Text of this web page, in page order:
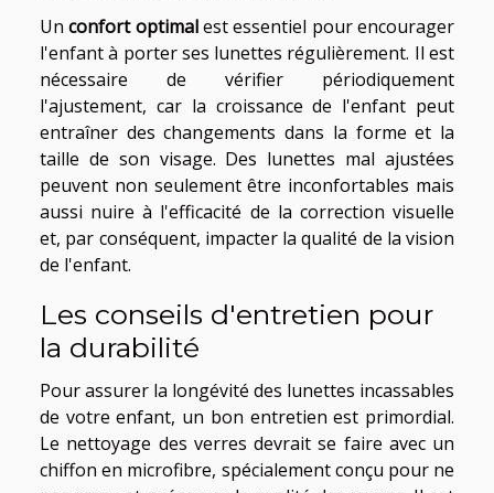
Unconfort optimalest essentiel pour encourager
l'enfant à porter ses lunettes régulièrement. Il est
nécessaire de vérifier périodiquement
l'ajustement, car la croissance de l'enfant peut
entraîner des changements dans la forme et la
taille de son visage. Des lunettes mal ajustées
peuvent non seulement être inconfortables mais
aussi nuire à l'efficacité de la correction visuelle
et, par conséquent, impacter la qualité de la vision
de l'enfant.
Les conseils d'entretien pour
la durabilité
Pour assurer la longévité des lunettes incassables
de votre enfant, un bon entretien est primordial.
Le nettoyage des verres devrait se faire avec un
chiffon en microfibre, spécialement conçu pour ne